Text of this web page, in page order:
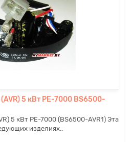
5 кВт PE-7000 BS6500-
5 кВт PE-7000 (BS6500-AVR1) Эта
изделиях..